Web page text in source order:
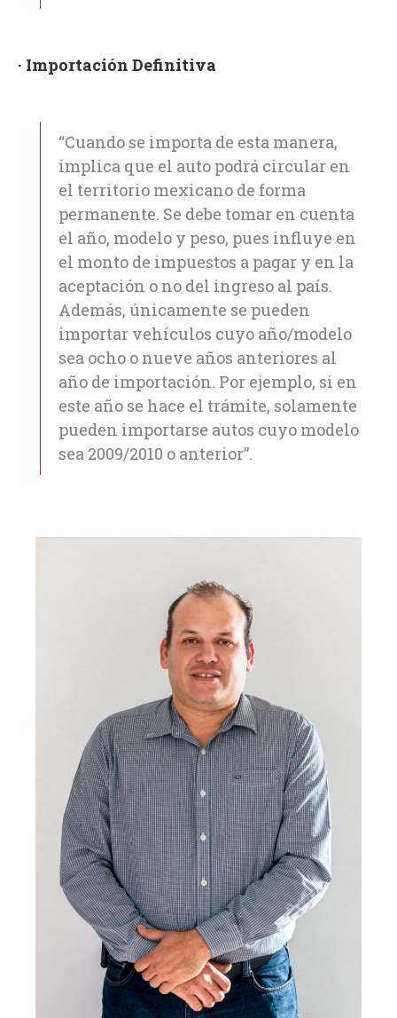
· Importación Definitiva
“Cuando se importa de esta manera,
implica que el auto podrá circular en
el territorio mexicano de forma
permanente. Se debe tomar en cuenta
el año, modelo y peso, pues influye en
el monto de impuestos a pagar y en la
aceptación o no del ingreso al país.
Además, únicamente se pueden
importar vehículos cuyo año/modelo
sea ocho o nueve años anteriores al
año de importación. Por ejemplo, si en
este año se hace el trámite, solamente
pueden importarse autos cuyo modelo
sea 2009/2010 o anterior”.